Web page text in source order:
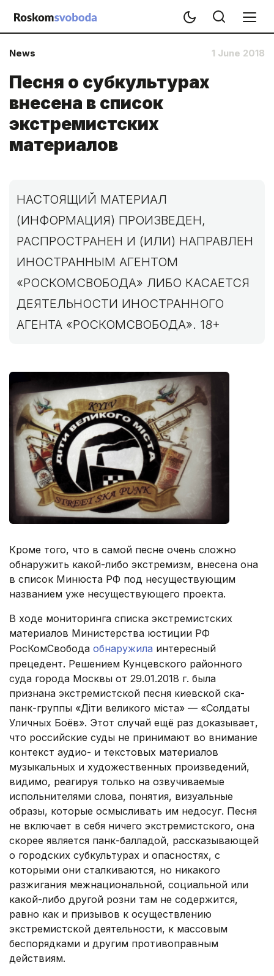
News 1 June 2018
Песня о субкультурах
внесена в список
экстремистских
материалов
НАСТОЯЩИЙ МАТЕРИАЛ
(ИНФОРМАЦИЯ) ПРОИЗВЕДЕН,
РАСПРОСТРАНЕН И (ИЛИ) НАПРАВЛЕН
ИНОСТРАННЫМ АГЕНТОМ
«РОСКОМСВОБОДА» ЛИБО КАСАЕТСЯ
ДЕЯТЕЛЬНОСТИ ИНОСТРАННОГО
АГЕНТА «РОСКОМСВОБОДА». 18+
Кроме того, что в самой песне очень сложно
обнаружить какой-либо экстремизм, внесена она
в список Минюста РФ под несуществующим
названием уже несуществующего проекта.
В ходе мониторинга списка экстремистских
материалов Министерства юстиции РФ
РосКомСвобода обнаружила интересный
прецедент. Решением Кунцевского районного
суда города Москвы от 29.01.2018 г. была
признана экстремистской песня киевской ска-
панк-группы «Діти великого міста» — «Солдаты
Уличных Боёв». Этот случай ещё раз доказывает,
что российские суды не принимают во внимание
контекст аудио- и текстовых материалов
музыкальных и художественных произведений,
видимо, реагируя только на озвучиваемые
испольнителями слова, понятия, визуальные
образы, которые осмысливать им недосуг. Песня
не включает в себя ничего экстремистского, она
скорее является панк-балладой, рассказывающей
о городских субкультурах и опасностях, с
которыми они сталкиваются, но никакого
разжигания межнациональной, социальной или
какой-либо другой розни там не содержится,
равно как и призывов к осуществлению
экстремистской деятельности, к массовым
беспорядками и другим противоправным
действиям.